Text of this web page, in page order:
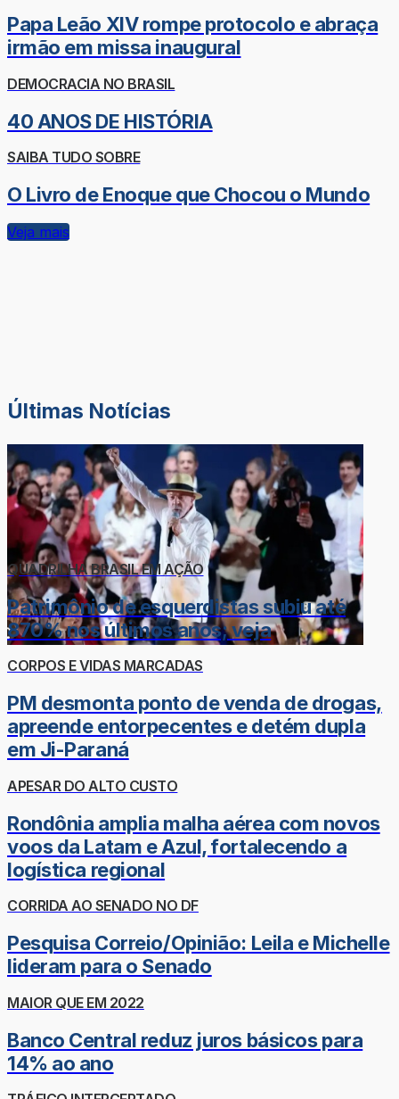
Papa Leão XIV rompe protocolo e abraça
irmão em missa inaugural
DEMOCRACIA NO BRASIL
40 ANOS DE HISTÓRIA
SAIBA TUDO SOBRE
O Livro de Enoque que Chocou o Mundo
Veja mais
Últimas Notícias
QUADRILHA BRASIL EM AÇÃO
Patrimônio de esquerdistas subiu até
870% nos últimos anos; veja
CORPOS E VIDAS MARCADAS
PM desmonta ponto de venda de drogas,
apreende entorpecentes e detém dupla
em Ji-Paraná
APESAR DO ALTO CUSTO
Rondônia amplia malha aérea com novos
voos da Latam e Azul, fortalecendo a
logística regional
CORRIDA AO SENADO NO DF
Pesquisa Correio/Opinião: Leila e Michelle
lideram para o Senado
MAIOR QUE EM 2022
Banco Central reduz juros básicos para
14% ao ano